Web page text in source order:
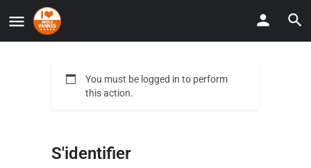
You must be logged in to perform
this action.
S'identifier